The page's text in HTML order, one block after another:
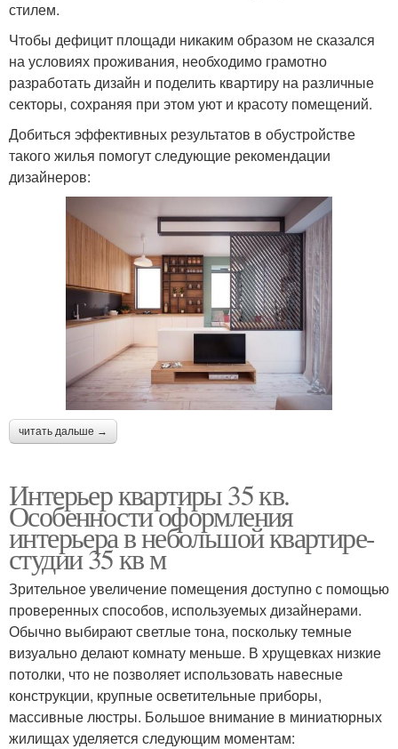
стилем.
Чтобы дефицит площади никаким образом не сказался
на условиях проживания, необходимо грамотно
разработать дизайн и поделить квартиру на различные
секторы, сохраняя при этом уют и красоту помещений.
Добиться эффективных результатов в обустройстве
такого жилья помогут следующие рекомендации
дизайнеров:
читать дальше →
Интерьер квартиры 35 кв.
Особенности оформления
интерьера в небольшой квартире-
студии 35 кв м
Зрительное увеличение помещения доступно с помощью
проверенных способов, используемых дизайнерами.
Обычно выбирают светлые тона, поскольку темные
визуально делают комнату меньше. В хрущевках низкие
потолки, что не позволяет использовать навесные
конструкции, крупные осветительные приборы,
массивные люстры. Большое внимание в миниатюрных
жилищах уделяется следующим моментам: